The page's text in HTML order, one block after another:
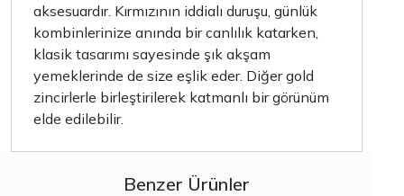
aksesuardır. Kırmızının iddialı duruşu, günlük
kombinlerinize anında bir canlılık katarken,
klasik tasarımı sayesinde şık akşam
yemeklerinde de size eşlik eder. Diğer gold
zincirlerle birleştirilerek katmanlı bir görünüm
elde edilebilir.
Benzer Ürünler